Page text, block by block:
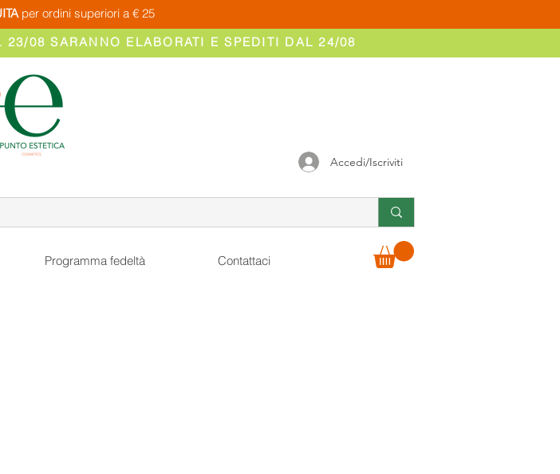
per ordini superiori a € 25
08 SARANNO ELABORATI E SPEDITI DAL 24/08
Accedi/Iscriviti
Programma fedeltà Contattaci